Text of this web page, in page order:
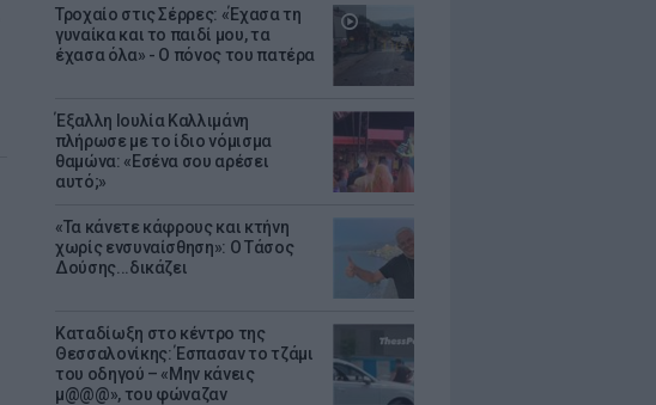
Τροχαίο στις Σέρρες: «Έχασα τη
γυναίκα και το παιδί μου, τα
έχασα όλα» - Ο πόνος του πατέρα
Έξαλλη Ιουλία Καλλιμάνη
πλήρωσε με το ίδιο νόμισμα
θαμώνα: «Εσένα σου αρέσει
αυτό;»
«Τα κάνετε κάφρους και κτήνη
χωρίς ενσυναίσθηση»: Ο Τάσος
Δούσης...δικάζει
Καταδίωξη στο κέντρο της
Θεσσαλονίκης: Έσπασαν το τζάμι
του οδηγού – «Μην κάνεις
μ@@@», του φώναζαν